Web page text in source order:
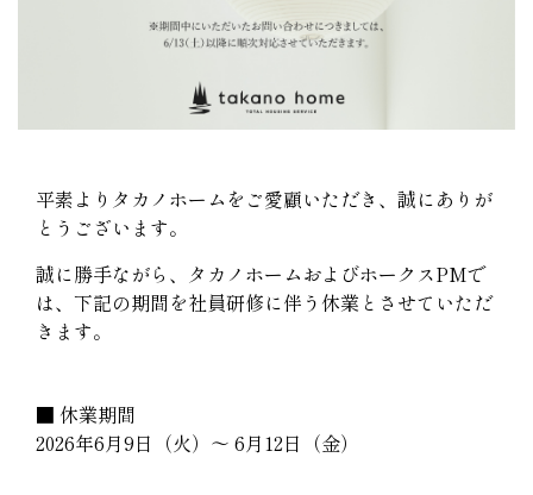
平素よりタカノホームをご愛顧いただき、誠にありが
とうございます。
誠に勝手ながら、タカノホームおよびホークスPMで
は、下記の期間を社員研修に伴う休業とさせていただ
きます。
■ 休業期間
2026年6月9日（火）～ 6月12日（金）